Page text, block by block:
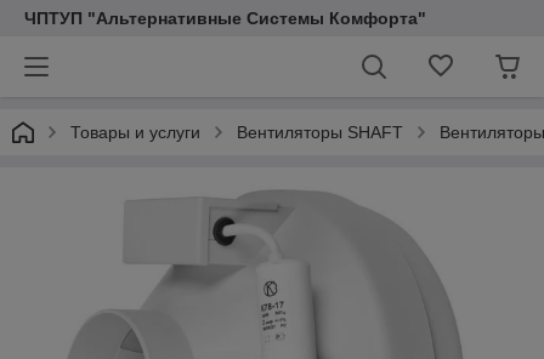
ЧПТУП "Альтернативные Системы Комфорта"
Товары и услуги Вентиляторы SHAFT